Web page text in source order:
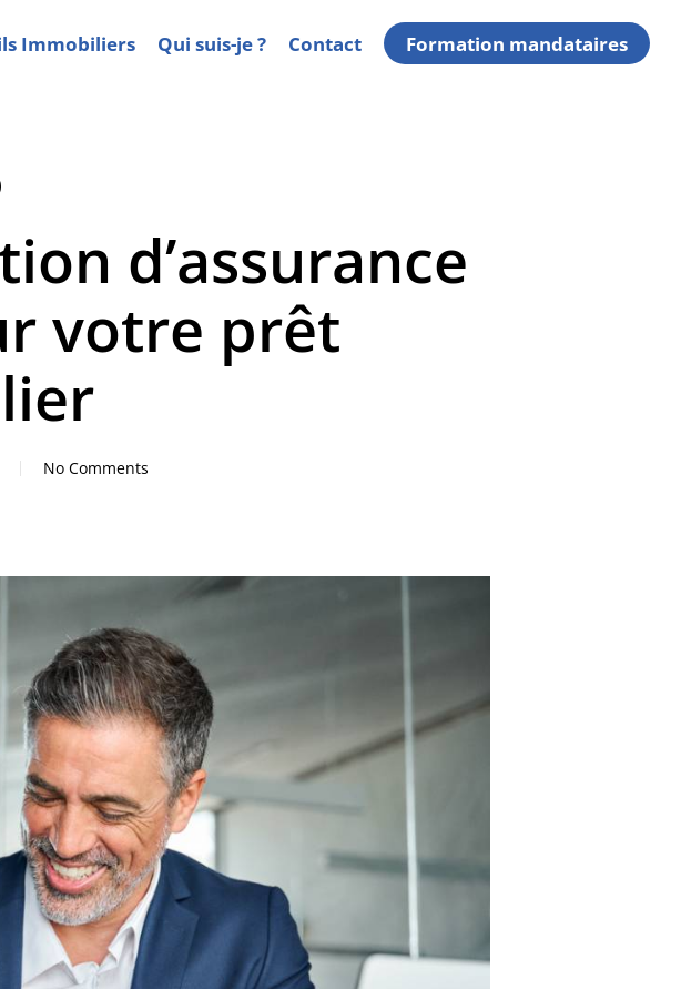
Immobiliers Qui suis-je ? Contact Formation mandataires
d’assurance
votre prêt
No Comments